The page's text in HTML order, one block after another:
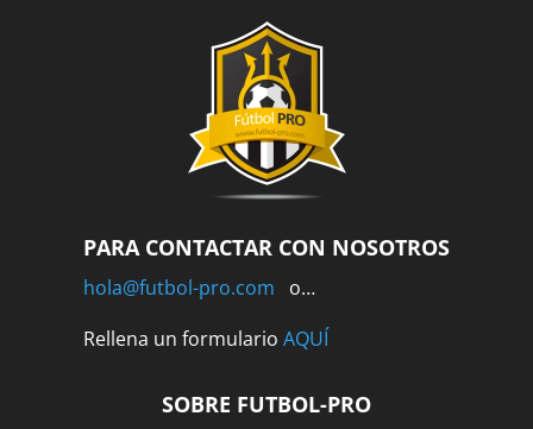
PARA CONTACTAR CON NOSOTROS
hola@futbol-pro.com o…
Rellena un formulario AQUÍ
SOBRE FUTBOL-PRO